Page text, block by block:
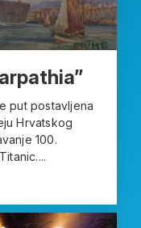
put postavljena
Hrvatskog
100.